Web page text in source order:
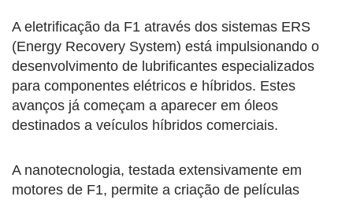
A eletrificação da F1 através dos sistemas ERS
(Energy Recovery System) está impulsionando o
desenvolvimento de lubrificantes especializados
para componentes elétricos e híbridos. Estes
avanços já começam a aparecer em óleos
destinados a veículos híbridos comerciais.
A nanotecnologia, testada extensivamente em
motores de F1, permite a criação de películas